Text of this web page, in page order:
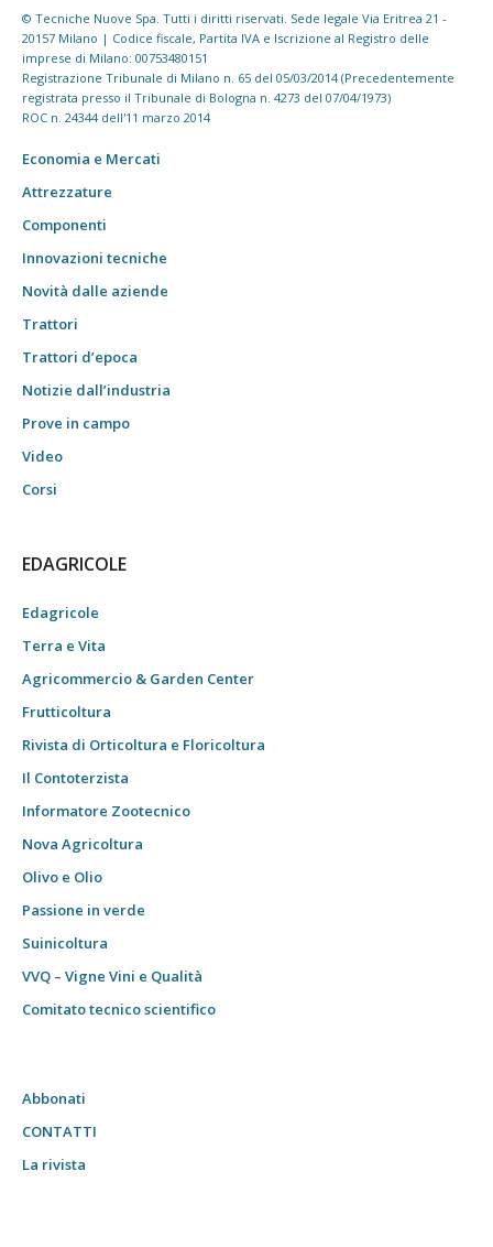
© Tecniche Nuove Spa. Tutti i diritti riservati. Sede legale Via Eritrea 21 -
20157 Milano | Codice fiscale, Partita IVA e Iscrizione al Registro delle
imprese di Milano: 00753480151
Registrazione Tribunale di Milano n. 65 del 05/03/2014 (Precedentemente
registrata presso il Tribunale di Bologna n. 4273 del 07/04/1973)
ROC n. 24344 dell'11 marzo 2014
Economia e Mercati
Attrezzature
Componenti
Innovazioni tecniche
Novità dalle aziende
Trattori
Trattori d’epoca
Notizie dall’industria
Prove in campo
Video
Corsi
EDAGRICOLE
Edagricole
Terra e Vita
Agricommercio & Garden Center
Frutticoltura
Rivista di Orticoltura e Floricoltura
Il Contoterzista
Informatore Zootecnico
Nova Agricoltura
Olivo e Olio
Passione in verde
Suinicoltura
VVQ – Vigne Vini e Qualità
Comitato tecnico scientifico
Abbonati
CONTATTI
La rivista